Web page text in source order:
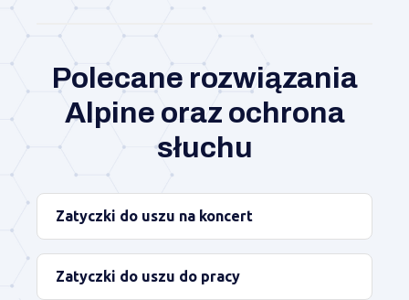
Polecane rozwiązania
Alpine oraz ochrona
słuchu
Zatyczki do uszu na koncert
Zatyczki do uszu do pracy